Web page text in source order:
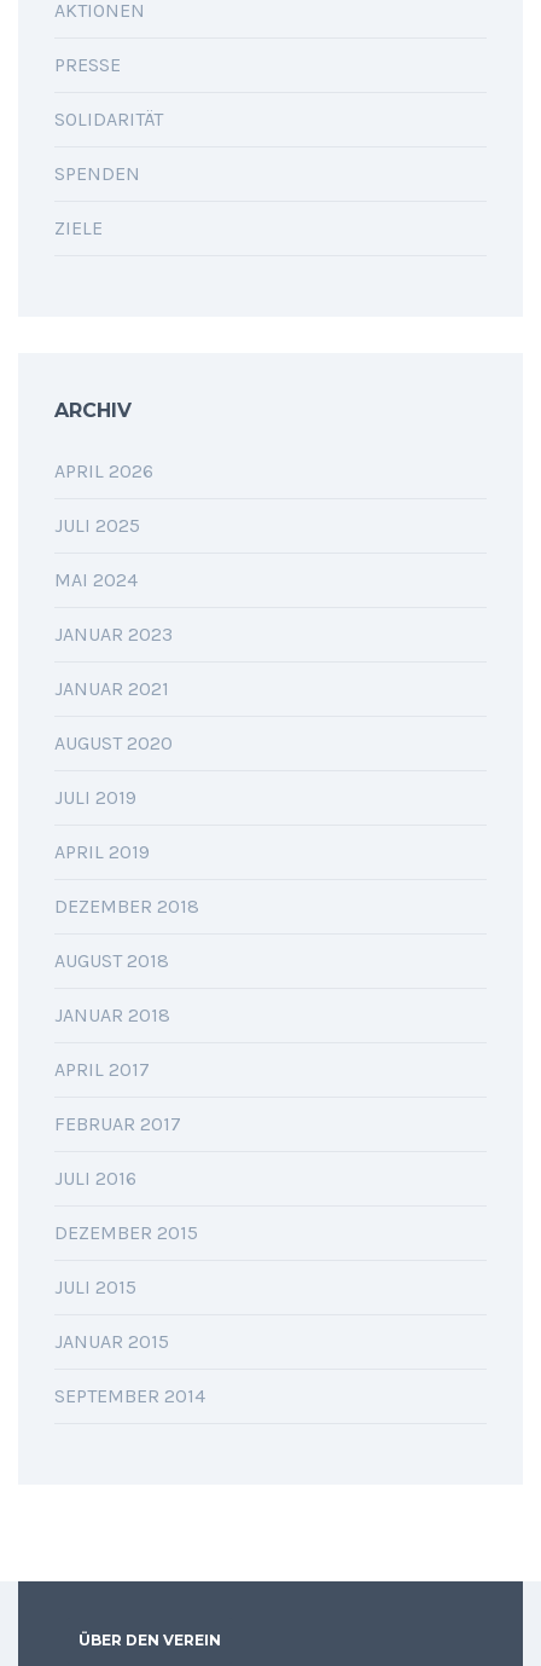
AKTIONEN
PRESSE
SOLIDARITÄT
SPENDEN
ZIELE
ARCHIV
APRIL 2026
JULI 2025
MAI 2024
JANUAR 2023
JANUAR 2021
AUGUST 2020
JULI 2019
APRIL 2019
DEZEMBER 2018
AUGUST 2018
JANUAR 2018
APRIL 2017
FEBRUAR 2017
JULI 2016
DEZEMBER 2015
JULI 2015
JANUAR 2015
SEPTEMBER 2014
ÜBER DEN VEREIN